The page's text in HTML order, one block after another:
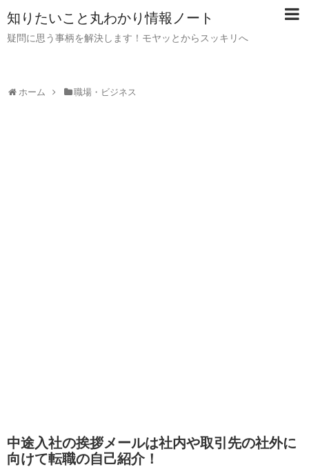
知りたいこと丸わかり情報ノート
疑問に思う事柄を解決します！モヤッとからスッキリへ
ホーム 職場・ビジネス
中途入社の挨拶メールは社内や取引先の社外に
向けて転職の自己紹介！